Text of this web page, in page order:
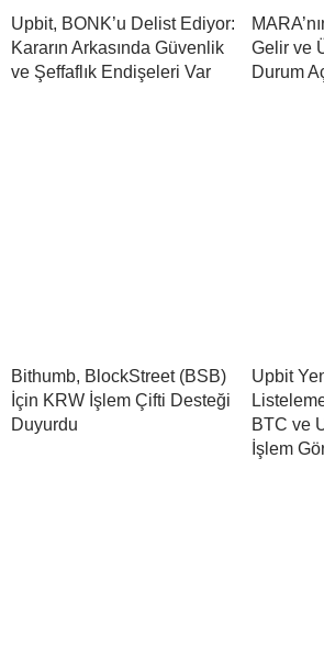
Upbit, BONK’u Delist Ediyor:
Kararın Arkasında Güvenlik
ve Şeffaflık Endişeleri Var
Gelir ve
Durum
Bithumb, BlockStreet (BSB)
İçin KRW İşlem Çifti Desteği
Duyurdu
Upbit
BTC ve
İşlem